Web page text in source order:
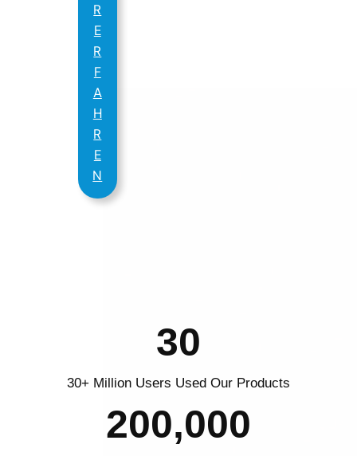
R
E
R
F
A
H
R
E
N
30
30+ Million Users Used Our Products
200,000